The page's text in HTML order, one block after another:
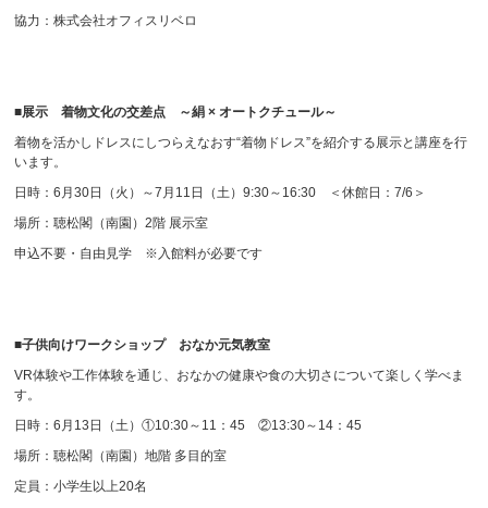
協力：株式会社オフィスリベロ
■展示 着物文化の交差点 ～絹 × オートクチュール～
着物を活かしドレスにしつらえなおす“着物ドレス”を紹介する展示と講座を行
います。
日時：6月30日（火）～7月11日（土）9:30～16:30 ＜休館日：7/6＞
場所：聴松閣（南園）2階 展示室
申込不要・自由見学 ※入館料が必要です
■子供向けワークショップ おなか元気教室
VR体験や工作体験を通じ、おなかの健康や食の大切さについて楽しく学べま
す。
日時：6月13日（土）①10:30～11：45 ②13:30～14：45
場所：聴松閣（南園）地階 多目的室
定員：小学生以上20名